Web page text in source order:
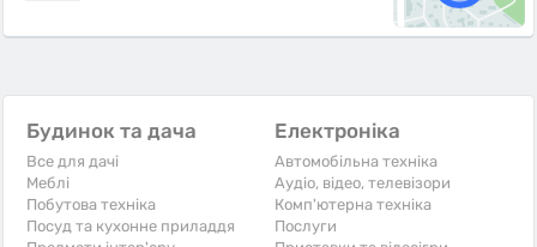
Будинок та дача
Все для дачі
Меблі
Побутова техніка
Посуд та кухонне приладдя
Електроніка
Автомобільна техніка
Аудіо, відео, телевізори
Комп'ютерна техніка
Послуги